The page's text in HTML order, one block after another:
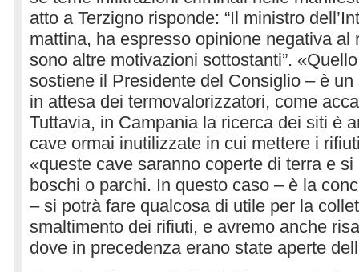
atto a Terzigno risponde: “Il ministro
mattina, ha espresso opinione negativa al
sono altre motivazioni sottostanti”.
sostiene il Presidente del Consiglio – è
in attesa dei termovalorizzatori, come
Tuttavia, in Campania la ricerca dei siti è
cave ormai inutilizzate in cui mettere i
«queste cave saranno coperte di terra e
boschi o parchi. In questo caso – è la
– si potrà fare qualcosa di utile per la
smaltimento dei rifiuti, e avremo anche
dove in precedenza erano state aperte